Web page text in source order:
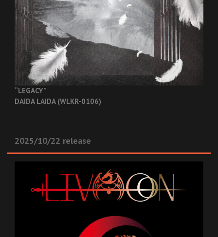
“LEGACY”
DAIDA LAIDA (WLKR-0106)
2025/10/22 release